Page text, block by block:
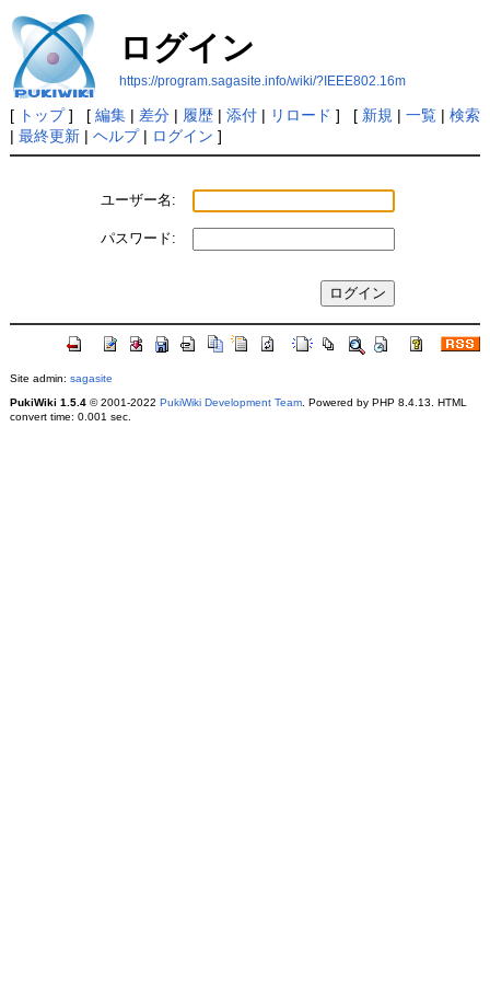
ログイン
https://program.sagasite.info/wiki/?IEEE802.16m
[ トップ] [ 編集| 差分| 履歴| 添付| リロード ] [ 新規 | 一覧| 検索
| 最終更新| ヘルプ| ログイン ]
ユーザー名:
パスワード:
Site admin: sagasite
PukiWiki 1.5.4© 2001-2022 PukiWiki Development Team. Powered by PHP 8.4.13. HTML
convert time: 0.001 sec.